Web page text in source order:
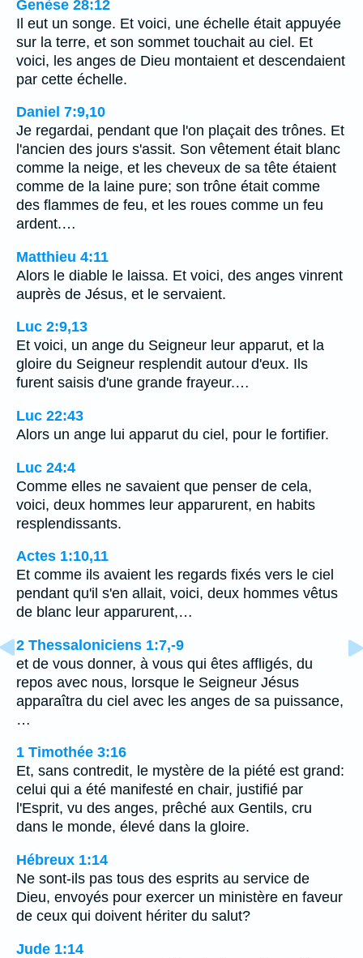
Genèse 28:12
Il eut un songe. Et voici, une échelle était appuyée
sur la terre, et son sommet touchait au ciel. Et
voici, les anges de Dieu montaient et descendaient
par cette échelle.
Daniel 7:9,10
Je regardai, pendant que l'on plaçait des trônes. Et
l'ancien des jours s'assit. Son vêtement était blanc
comme la neige, et les cheveux de sa tête étaient
comme de la laine pure; son trône était comme
des flammes de feu, et les roues comme un feu
ardent.…
Matthieu 4:11
Alors le diable le laissa. Et voici, des anges vinrent
auprès de Jésus, et le servaient.
Luc 2:9,13
Et voici, un ange du Seigneur leur apparut, et la
gloire du Seigneur resplendit autour d'eux. Ils
furent saisis d'une grande frayeur.…
Luc 22:43
Alors un ange lui apparut du ciel, pour le fortifier.
Luc 24:4
Comme elles ne savaient que penser de cela,
voici, deux hommes leur apparurent, en habits
resplendissants.
Actes 1:10,11
Et comme ils avaient les regards fixés vers le ciel
pendant qu'il s'en allait, voici, deux hommes vêtus
de blanc leur apparurent,…
2 Thessaloniciens 1:7,-9
et de vous donner, à vous qui êtes affligés, du
repos avec nous, lorsque le Seigneur Jésus
apparaîtra du ciel avec les anges de sa puissance,
…
1 Timothée 3:16
Et, sans contredit, le mystère de la piété est grand:
celui qui a été manifesté en chair, justifié par
l'Esprit, vu des anges, prêché aux Gentils, cru
dans le monde, élevé dans la gloire.
Hébreux 1:14
Ne sont-ils pas tous des esprits au service de
Dieu, envoyés pour exercer un ministère en faveur
de ceux qui doivent hériter du salut?
Jude 1:14